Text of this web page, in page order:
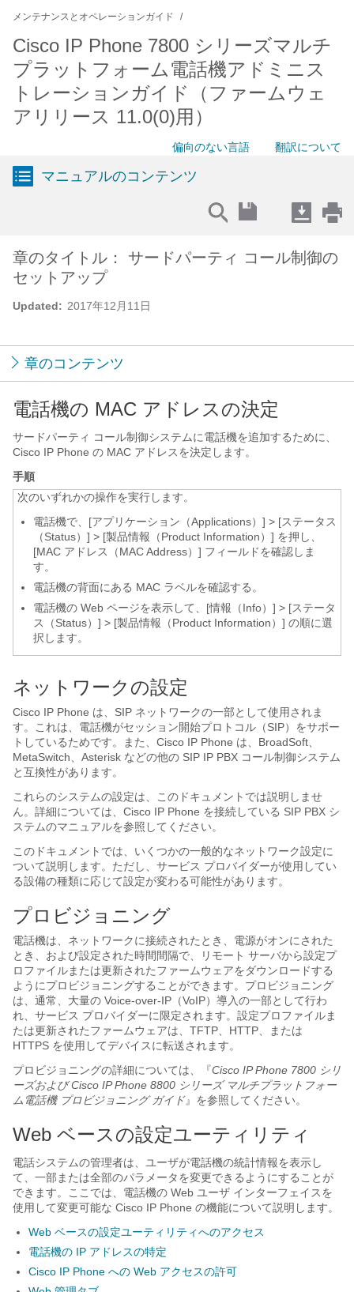
メンテナンスとオペレーションガイド
Cisco IP Phone 7800 シリーズマルチ
プラットフォーム電話機アドミニス
トレーションガイド（ファームウェ
アリリース 11.0(0)用）
偏向のない言語 翻訳について
マニュアルのコンテンツ
Updated: 2017年12月11日
章のタイトル： サードパーティ コール制御の
セットアップ
章のコンテンツ
電話機の MAC アドレスの決定
サードパーティ コール制御システムに電話機を追加するために、
Cisco IP Phone の MAC アドレスを決定します。
手順
次のいずれかの操作を実行します。
電話機で、 [アプリケーション（Applications）] > [ステータス
（Status）] > [製品情報（Product Information）] を押し、
[MAC アドレス（MAC Address）] フィールドを確認しま
す。
電話機の背面にある MAC ラベルを確認する。
電話機の Web ページを表示して、 [情報（Info）] > [ステータ
ス（Status）] > [製品情報（Product Information）] の順に選
択します。
ネットワークの設定
Cisco IP Phone は、SIP ネットワークの一部として使用されま
す。これは、電話機がセッション開始プロトコル（SIP）をサポー
トしているためです。また、Cisco IP Phone は、BroadSoft、
MetaSwitch、Asterisk などの他の SIP IP PBX コール制御システム
と互換性があります。
これらのシステムの設定は、このドキュメントでは説明しませ
ん。詳細については、Cisco IP Phone を接続している SIP PBX シ
ステムのマニュアルを参照してください。
このドキュメントでは、いくつかの一般的なネットワーク設定に
ついて説明します。ただし、サービス プロバイダーが使用してい
る設備の種類に応じて設定が変わる可能性があります。
プロビジョニング
電話機は、ネットワークに接続されたとき、電源がオンにされた
とき、および設定された時間間隔で、リモート サーバから設定プ
ロファイルまたは更新されたファームウェアをダウンロードする
ようにプロビジョニングすることができます。プロビジョニング
は、通常、大量の Voice-over-IP（VoIP）導入の一部として行わ
れ、サービス プロバイダーに限定されます。設定プロファイルま
たは更新されたファームウェアは、TFTP、HTTP、または
HTTPS を使用してデバイスに転送されます。
プロビジョニングの詳細については、『Cisco IP Phone 7800 シリ
ーズおよび Cisco IP Phone 8800 シリーズ マルチプラットフォー
ム電話機プロビジョニング ガイド』を参照してください。
Web ベースの設定ユーティリティ
電話システムの管理者は、ユーザが電話機の統計情報を表示し
て、一部または全部のパラメータを変更できるようにすることが
できます。ここでは、電話機の Web ユーザ インターフェイスを
使用して変更可能な Cisco IP Phone の機能について説明します。
Web ベースの設定ユーティリティへのアクセス
電話機の IP アドレスの特定
Cisco IP Phone への Web アクセスの許可